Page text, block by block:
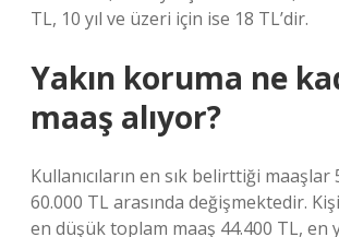
TL, 10 yıl ve üzeri için ise 18 TL’dir.
Yakın koruma ne
maaş alıyor?
Kullanıcıların en sık belirttiği maaşlar
60.000 TL arasında değişmektedir.
en düşük toplam maaş 44.400 TL, en